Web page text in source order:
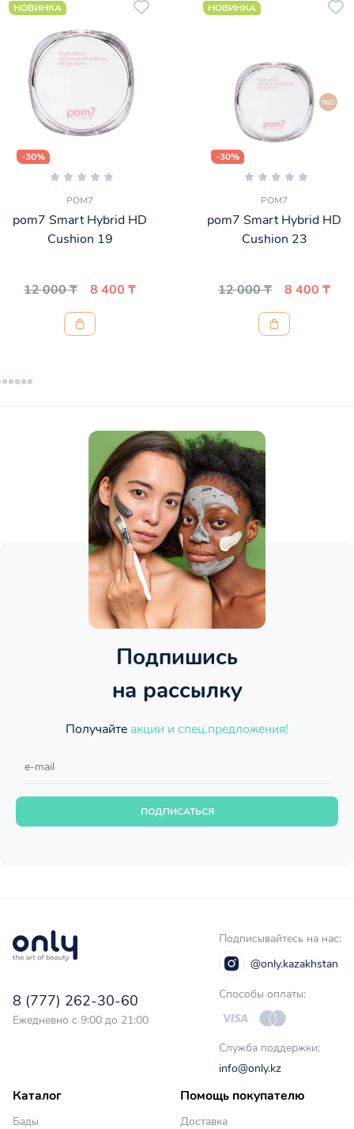
НОВИНКА
-30%
POM7
pom7 Smart Hybrid HD
Cushion 19
12 000 ₸ 8 400 ₸
НОВИНКА
-30%
POM7
pom7 Smart Hybrid HD
Cushion 23
12 000 ₸ 8 400 ₸
Подпишись
на рассылку
Получайте акции и спец.предложения!
ПОДПИСАТЬСЯ
8 (777) 262-30-60
Ежедневно с 9:00 до 21:00
Подписывайтесь на нас:
@only.kazakhstan
Способы оплаты:
Служба поддержки:
info@only.kz
Каталог
Бады
Помощь покупателю
Доставка